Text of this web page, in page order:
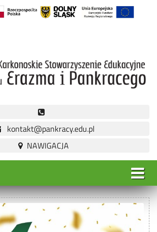
kontakt@pankracy.edu.pl